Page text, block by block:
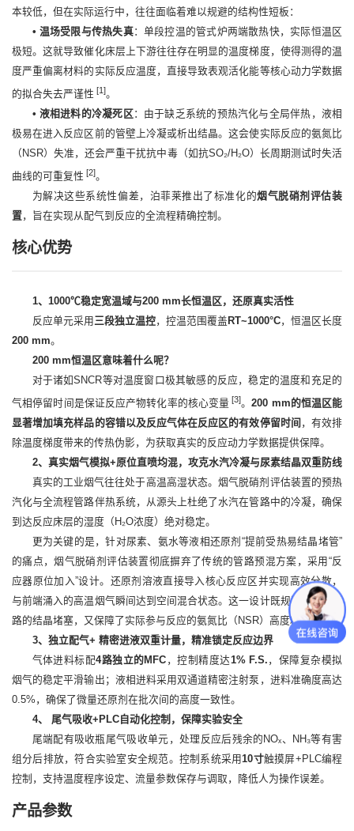
本较低，但在实际运行中，往往面临着难以规避的结构性短板：
• 温场受限与传热失真：单段控温的管式炉两端散热快，实际恒温区
极短。这就导致催化床层上下游往往存在明显的温度梯度，使得测得的温
度严重偏离材料的实际反应温度，直接导致表观活化能等核心动力学数据
的拟合失去严谨性 [1]。
• 液相进料的冷凝死区：由于缺乏系统的预热汽化与全局伴热，液相
极易在进入反应区前的管壁上冷凝或析出结晶。这会使实际反应的氨氮比
（NSR）失准，还会严重干扰抗中毒（如抗SO₂/H₂O）长周期测试时失活
曲线的可重复性 [2]。
为解决这些系统性偏差，泊菲莱推出了标准化的烟气脱硝剂评估装
置，旨在实现从配气到反应的全流程精确控制。
核心优势
1、1000℃稳定宽温域与200 mm长恒温区，还原真实活性
反应单元采用 三段独立温控，控温范围覆盖 RT~1000°C，恒温区长度
200 mm。
200 mm恒温区意味着什么呢？
对于诸如SNCR等对温度窗口极其敏感的反应，稳定的温度和充足的
气相停留时间是保证反应产物转化率的核心变量 [3]。200 mm的恒温区能
显著增加填充样品的容错以及反应气体在反应区的有效停留时间 ，有效排
除温度梯度带来的传热伪影，为获取真实的反应动力学数据提供保障。
2、真实烟气模拟+原位直喷均混，攻克水汽冷凝与尿素结晶双重防线
真实的工业烟气往往处于高温高湿状态。烟气脱硝剂评估装置的预热
汽化与全流程管路伴热系统，从源头上杜绝了水汽在管路中的冷凝，确保
到达反应床层的湿度（H₂O浓度）绝对稳定。
更为关键的是，针对尿素、氨水等液相还原剂“提前受热易结晶堵管”
的痛点，烟气脱硝剂评估装置彻底摒弃了传统的管路预混方案，采用“反
应器原位加入”设计。还原剂溶液直接导入核心反应区并实现高效分散，
与前端涌入的高温烟气瞬间达到空间混合状态。这一设计既规避了前端管
路的结晶堵塞，又保障了实际参与反应的氨氮比（NSR）高度精准。
3、独立配气+ 精密进液双重计量，精准锁定反应边界
气体进料标配4路独立的MFC ，控制精度达1% F.S. ，保障复杂模拟
烟气的稳定平滑输出；液相进料采用双通道精密注射泵，进料准确度高达
0.5%，确保了微量还原剂在批次间的高度一致性。
4、 尾气吸收+PLC自动化控制，保障实验安全
尾端配有吸收瓶尾气吸收单元，处理反应后残余的NOₓ、NH₃等有害
组分后排放，符合实验室安全规范。控制系统采用10寸触摸屏+PLC编程
控制，支持温度程序设定、流量参数保存与调取，降低人为操作误差。
产品参数